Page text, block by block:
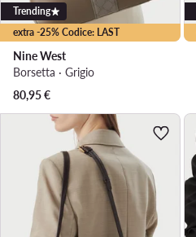
extra -25% Codice: LAST
Trending
Nine West
Borsetta · Grigio
80,95€